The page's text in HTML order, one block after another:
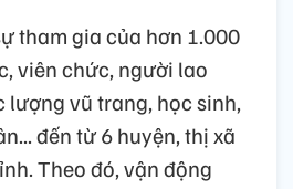
tham gia của hơn 1.000
viên chức, người lao
lượng vũ trang, học sinh,
đến từ 6 huyện, thị xã
Theo đó, vận động